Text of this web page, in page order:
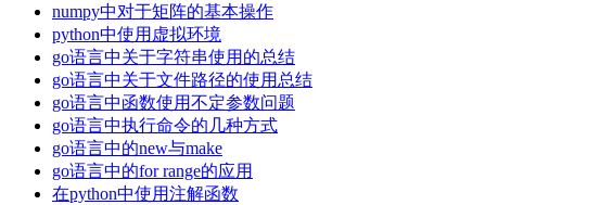
numpy中对于矩阵的基本操作
python中使用虚拟环境
go语言中关于字符串使用的总结
go语言中关于文件路径的使用总结
go语言中函数使用不定参数问题
go语言中执行命令的几种方式
go语言中的new与make
go语言中的for range的应用
在python中使用注解函数